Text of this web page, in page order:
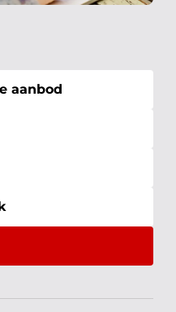
aanbod